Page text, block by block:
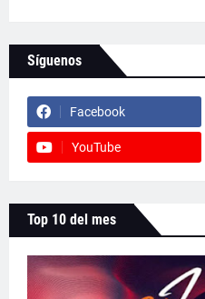
Síguenos
Facebook
YouTube
Top 10 del mes